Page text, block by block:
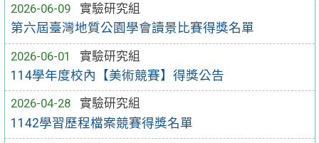
2026-06-09
實驗研究組
第六屆臺灣地質公園學會讀景比賽得獎名單
2026-06-01
實驗研究組
114學年度校內【美術競賽】得獎公告
2026-04-28
實驗研究組
1142學習歷程檔案競賽得獎名單